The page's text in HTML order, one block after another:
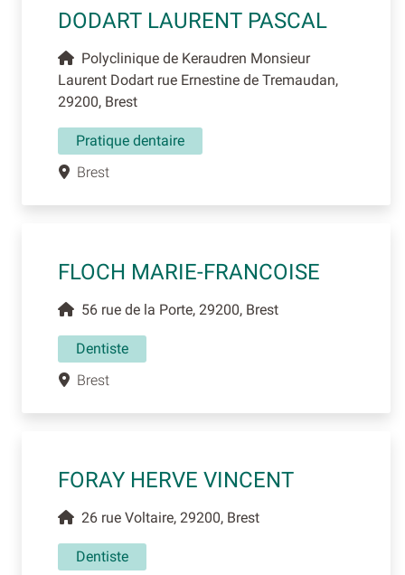
DODART LAURENT PASCAL
Polyclinique de Keraudren Monsieur
Laurent Dodart rue Ernestine de Tremaudan,
29200, Brest
Pratique dentaire
Brest
FLOCH MARIE-FRANCOISE
56 rue de la Porte, 29200, Brest
Dentiste
Brest
FORAY HERVE VINCENT
26 rue Voltaire, 29200, Brest
Dentiste